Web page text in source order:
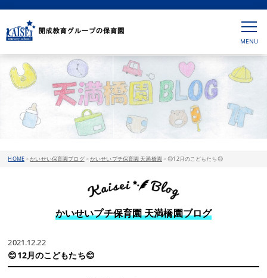
HOME>かいせい保育園ブログ>かいせいプチ保育園 天満橋園>😊12月のこどもたち😊
かいせいプチ保育園 天満橋園ブログ
2021.12.22
😊12月のこどもたち😊